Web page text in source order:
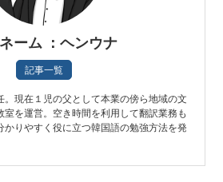
ーム ：ヘンウナ
記事一覧
。現在１児の父として本業の傍ら地域の文
室を運営。空き時間を利用して翻訳業務も
かりやすく役に立つ韓国語の勉強方法を発